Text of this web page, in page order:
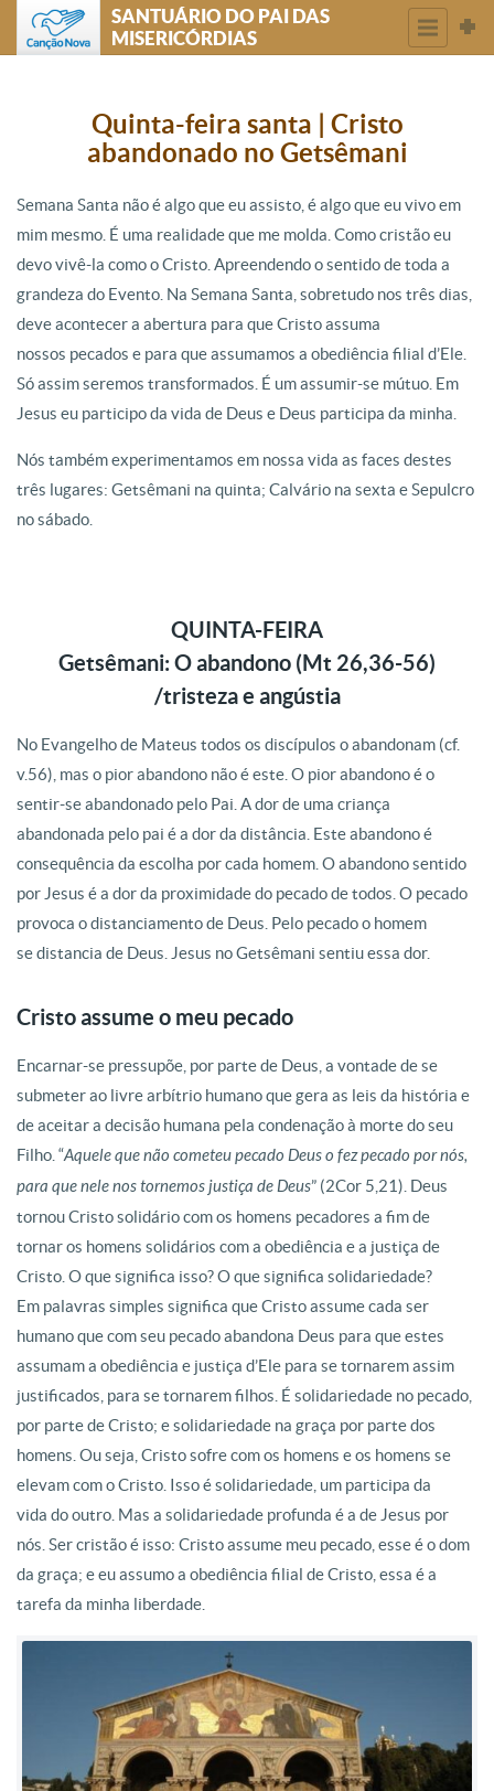
SANTUÁRIO DO PAI DAS
MISERICÓRDIAS
Quinta-feira santa | Cristo
abandonado no Getsêmani
Semana Santa não é algo que eu assisto, é algo que eu vivo em
mim mesmo. É uma realidade que me molda. Como cristão eu
devo vivê-la como o Cristo. Apreendendo o sentido de toda a
grandeza do Evento. Na Semana Santa, sobretudo nos três dias,
deve acontecer a abertura para que Cristo assuma
nossos pecados e para que assumamos a obediência filial d’Ele.
Só assim seremos transformados. É um assumir-se mútuo. Em
Jesus eu participo da vida de Deus e Deus participa da minha.
Nós também experimentamos em nossa vida as faces destes
três lugares: Getsêmani na quinta; Calvário na sexta e Sepulcro
no sábado.
QUINTA-FEIRA
Getsêmani: O abandono (Mt 26,36-56)
/tristeza e angústia
No Evangelho de Mateus todos os discípulos o abandonam (cf.
v.56), mas o pior abandono não é este. O pior abandono é o
sentir-se abandonado pelo Pai. A dor de uma criança
abandonada pelo pai é a dor da distância. Este abandono é
consequência da escolha por cada homem. O abandono sentido
por Jesus é a dor da proximidade do pecado de todos. O pecado
provoca o distanciamento de Deus. Pelo pecado o homem
se distancia de Deus. Jesus no Getsêmani sentiu essa dor.
Cristo assume o meu pecado
Encarnar-se pressupõe, por parte de Deus, a vontade de se
submeter ao livre arbítrio humano que gera as leis da história e
de aceitar a decisão humana pela condenação à morte do seu
Filho. “Aquele que não cometeu pecado Deus o fez pecado por nós,
para que nele nos tornemos justiça de Deus” (2Cor 5,21). Deus
tornou Cristo solidário com os homens pecadores a fim de
tornar os homens solidários com a obediência e a justiça de
Cristo. O que significa isso? O que significa solidariedade?
Em palavras simples significa que Cristo assume cada ser
humano que com seu pecado abandona Deus para que estes
assumam a obediência e justiça d’Ele para se tornarem assim
justificados, para se tornarem filhos. É solidariedade no pecado,
por parte de Cristo; e solidariedade na graça por parte dos
homens. Ou seja, Cristo sofre com os homens e os homens se
elevam com o Cristo. Isso é solidariedade, um participa da
vida do outro. Mas a solidariedade profunda é a de Jesus por
nós. Ser cristão é isso: Cristo assume meu pecado, esse é o dom
da graça; e eu assumo a obediência filial de Cristo, essa é a
tarefa da minha liberdade.